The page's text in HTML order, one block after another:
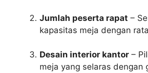
Jumlah peserta rapat –
kapasitas meja dengan
Desain interior kantor –
meja yang selaras dengan